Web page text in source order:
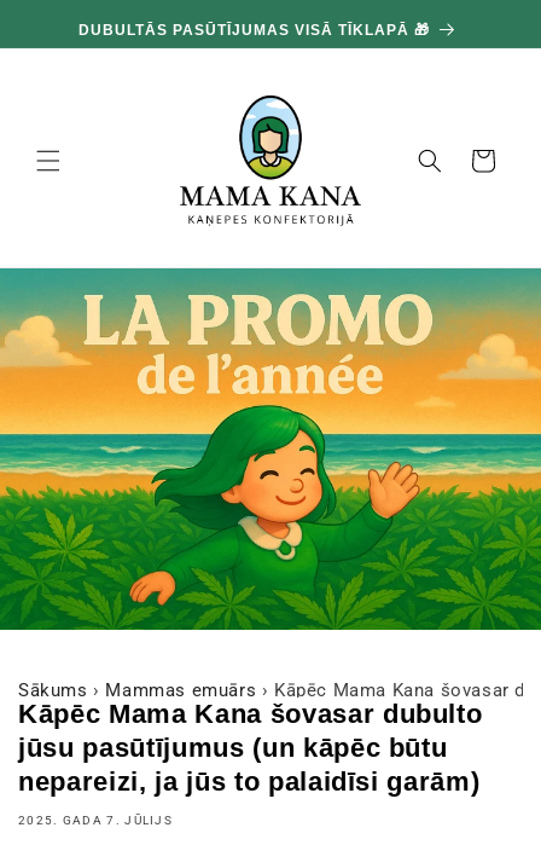
pāriet
pie
DUBULTĀS PASŪTĪJUMAS VISĀ TĪKLAPĀ 🎁
Grozs
Sākums › Mammas emuārs › Kāpēc Mama Kana šovasar
Kāpēc Mama Kana šovasar dubulto
jūsu pasūtījumus (un kāpēc būtu
nepareizi, ja jūs to palaidīsi garām)
2025. GADA 7. JŪLIJS